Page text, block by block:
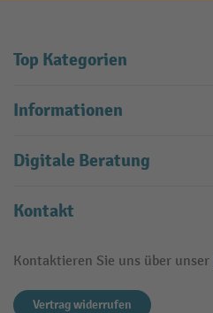
Top Kategorien
Informationen
Digitale Beratung
Kontakt
Kontaktieren Sie uns über unser
Vertrag widerrufen